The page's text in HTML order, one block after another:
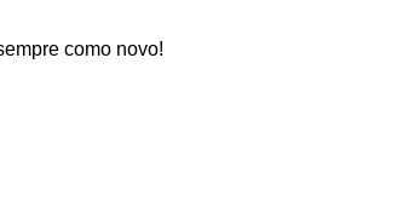
como novo!